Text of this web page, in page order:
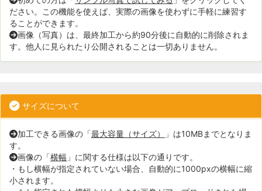
ださい。この機能を使えば、実際の画像を使わずに手軽に練習す
ることができます。
画像（写真）は、最終加工から約90分後に自動的に削除されま
す。他人に見られたり公開されることは一切ありません。
サイズについて
加工できる画像の「最大容量（サイズ）
」は10MBまでとなりま
す。
画像の「横幅 」に関する仕様は以下の通りです。
・もし横幅が指定されていない場合、自動的に1000pxの横幅に縮
小されます。